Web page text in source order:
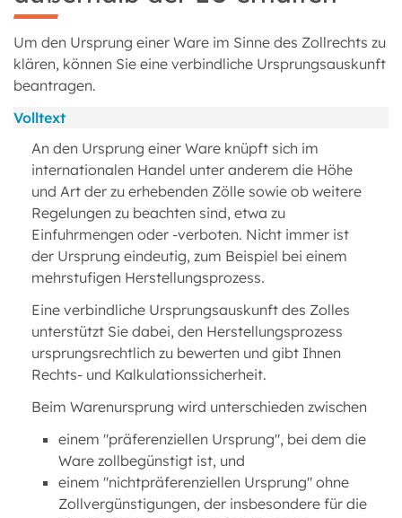
Um den Ursprung einer Ware im Sinne des Zollrechts zu
klären, können Sie eine verbindliche Ursprungsauskunft
beantragen.
Volltext
An den Ursprung einer Ware knüpft sich im
internationalen Handel unter anderem die Höhe
und Art der zu erhebenden Zölle sowie ob weitere
Regelungen zu beachten sind, etwa zu
Einfuhrmengen oder -verboten. Nicht immer ist
der Ursprung eindeutig, zum Beispiel bei einem
mehrstufigen Herstellungsprozess.
Eine verbindliche Ursprungsauskunft des Zolles
unterstützt Sie dabei, den Herstellungsprozess
ursprungsrechtlich zu bewerten und gibt Ihnen
Rechts- und Kalkulationssicherheit.
Beim Warenursprung wird unterschieden zwischen
einem "präferenziellen Ursprung", bei dem die
Ware zollbegünstigt ist, und
einem "nichtpräferenziellen Ursprung" ohne
Zollvergünstigungen, der insbesondere für die